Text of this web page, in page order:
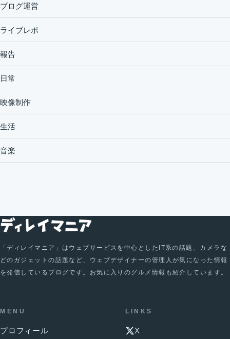
ブログ運営
ライブレポ
報告
日常
映像制作
生活
音楽
「ディレイマニア」はウェブサービスを中心としたIT系の話題、カメラな
どのガジェットの話題など、ウェブデザイナーの管理人が気になった情報
を発信しているブログです。お気に入りのグルメ情報も紹介しています。
MENU
プロフィール
LINKS
X